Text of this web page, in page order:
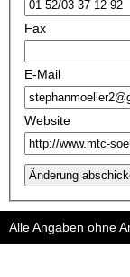
Fax
E-Mail
Website
Änderung
Alle Angaben ohne